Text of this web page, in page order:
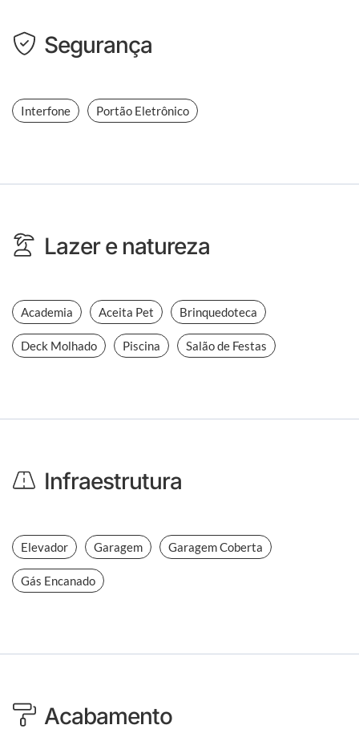
Segurança
Interfone Portão Eletrônico
Lazer e natureza
Academia Aceita Pet Brinquedoteca
Deck Molhado Piscina Salão de Festas
Infraestrutura
Elevador Garagem Garagem Coberta
Gás Encanado
Acabamento